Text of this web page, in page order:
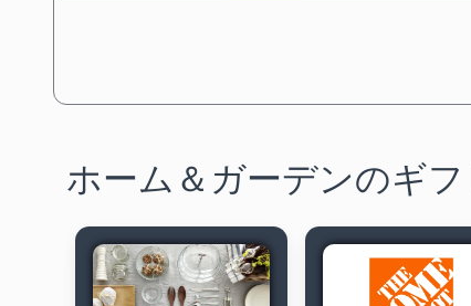
ホーム＆ガーデンのギ